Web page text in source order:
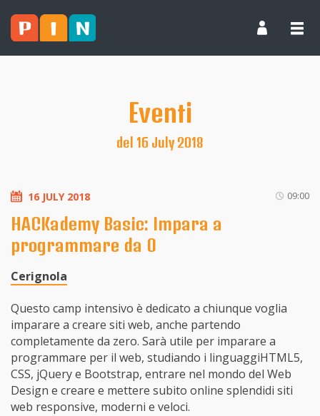
Eventi
del 16 July 2018
16 JULY 2018 09:00
HACKademy Basic: Impara a
programmare da 0
Cerignola
Questo camp intensivo è dedicato a chiunque voglia
imparare a creare siti web, anche partendo
completamente da zero. Sarà utile per imparare a
programmare per il web, studiando i linguaggiHTML5,
CSS, jQuery e Bootstrap, entrare nel mondo del Web
Design e creare e mettere subito online splendidi siti
web responsive, moderni e veloci.